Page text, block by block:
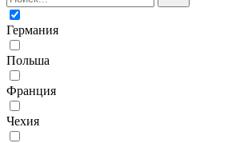
Германия
Польша
Франция
Чехия